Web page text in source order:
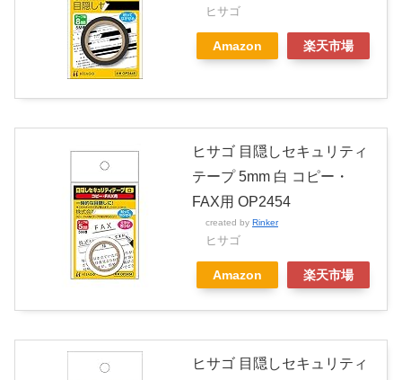
ヒサゴ
Amazon 楽天市場
ヒサゴ 目隠しセキュリティ
テープ 5mm 白 コピー・
FAX用 OP2454
created by Rinker
ヒサゴ
Amazon 楽天市場
ヒサゴ 目隠しセキュリティ